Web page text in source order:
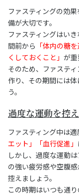
ファスティングの効
備が大切です。
ファスティングはい
間前から 「体内の糖
くしておくこと」 が重
そのため、ファステ
作り、その期間には
う。
過度な運動を控
ファスティング中は
エット」「血行促進」
しかし、過度な運動
の強い疲労感や空腹
控えましょう。
この時期はいつも通